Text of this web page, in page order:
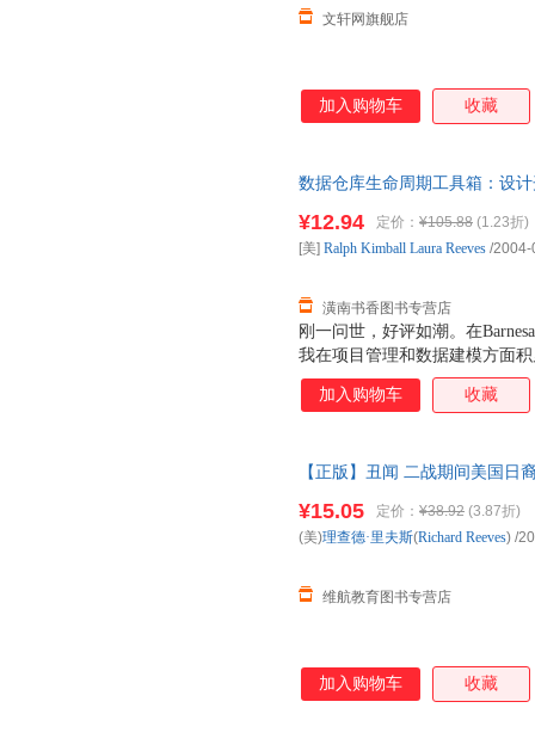
文轩网旗舰店
加入购物车 收藏
数据仓库生命周期工具箱：设
刚一问世，好评如潮。在
我在项目管理和数据建模方面
决有关项目管理和数据仓库生
为“本书要比版更加物有所值
那些从事数据仓库的创建和管
¥12.94 定价： ¥105.88 (1.23折)
潢南书香图书专营店
[美] Ralph Kimball Laura Reeves /2004-
加入购物车 收藏
【正版】丑闻 二战期间美国日
¥15.05 定价： ¥38.92 (3.87折)
维航教育图书专营店
(美)理查德·里夫斯(Richard Reeves) /
加入购物车 收藏